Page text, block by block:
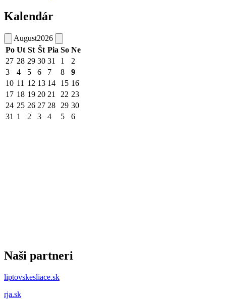
Kalendár
August2026
Po Ut St Št Pia So Ne
27 28 29 30 31 1
2
3
4 5 6 7 8
9
10 11 12 13 14 15 16
17 18 19 20 21 22 23
24 25 26 27 28 29 30
31 1 2 3 4 5 6
Naši partneri
liptovskesliace.sk
rja.sk